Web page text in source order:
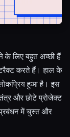
के लिए बहुत अच्छी हैं
करते हैं। हाल के
हुआ है। इस
और छोटे प्रोजेक्ट
में चुस्त और